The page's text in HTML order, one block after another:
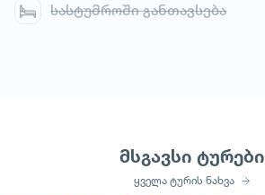
სასტუმროში განთავსება
მსგავსი ტურები
ყველა ტურის ნახვა